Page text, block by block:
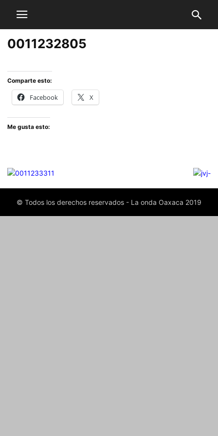
0011232805
Comparte esto:
Facebook X
Me gusta esto:
© Todos los derechos reservados - La onda Oaxaca 2019